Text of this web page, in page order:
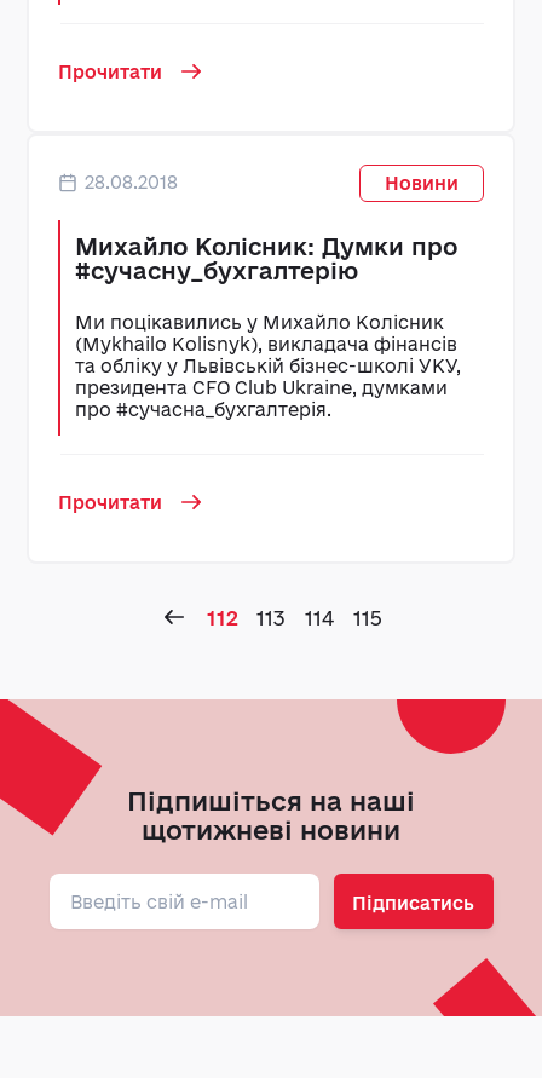
Прочитати
28.08.2018 Новини
Михайло Колісник: Думки про
#сучасну_бухгалтерію
Ми поцікавились у Михайло Колісник
(Mykhailo Kolisnyk), викладача фінансів
та обліку у Львівській бізнес-школі УКУ,
президента CFO Club Ukraine, думками
про #сучасна_бухгалтерія.
Прочитати
112 113 114 115
Підпишіться на наші
щотижневі новини
Підписатись